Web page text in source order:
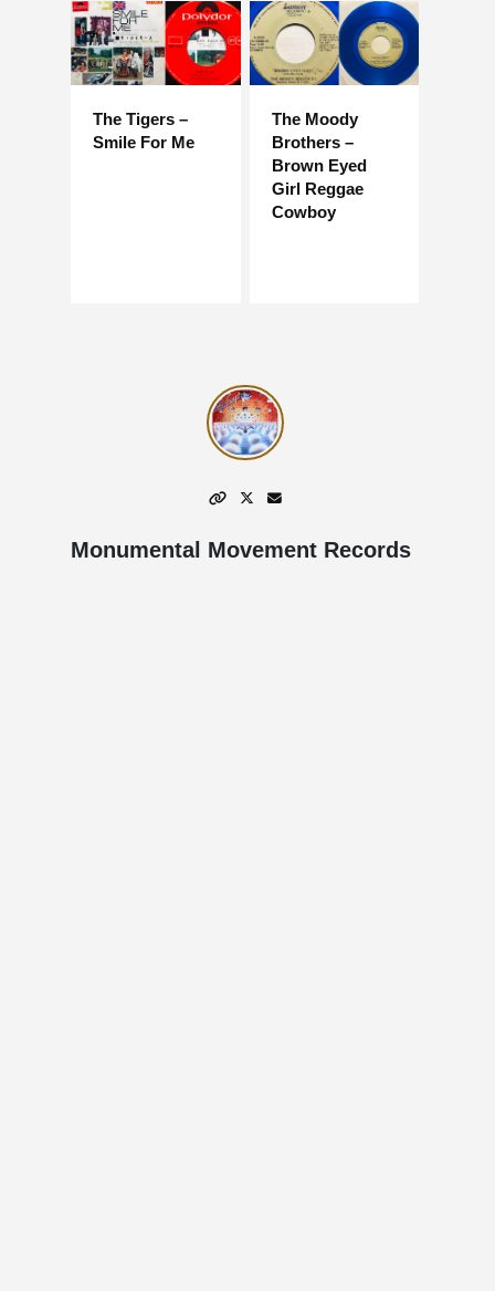
The Tigers –
Smile For Me
The Moody
Brothers –
Brown Eyed
Girl Reggae
Cowboy
Monumental Movement Records